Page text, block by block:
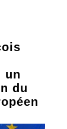
un
du